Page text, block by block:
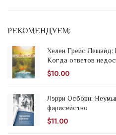
РЕКОМЕНДУЕМ:
Хелен Грейс Лешайд:
Когда ответов
$10.00
Лэрри Осборн:
фарисейство
$11.00